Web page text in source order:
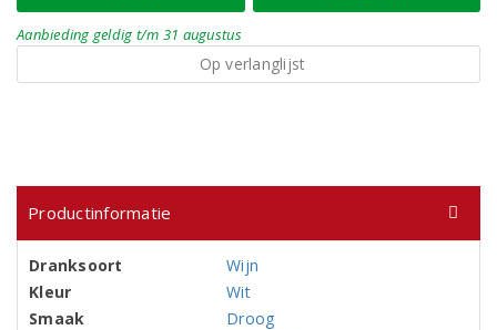
Aanbieding geldig t/m 31 augustus
Op verlanglijst
Productinformatie
Dranksoort
Wijn
Kleur
Wit
Smaak
Droog